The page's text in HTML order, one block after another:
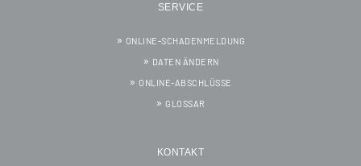
SERVICE
ONLINE-SCHADENMELDUNG
DATEN ÄNDERN
ONLINE-ABSCHLÜSSE
GLOSSAR
KONTAKT